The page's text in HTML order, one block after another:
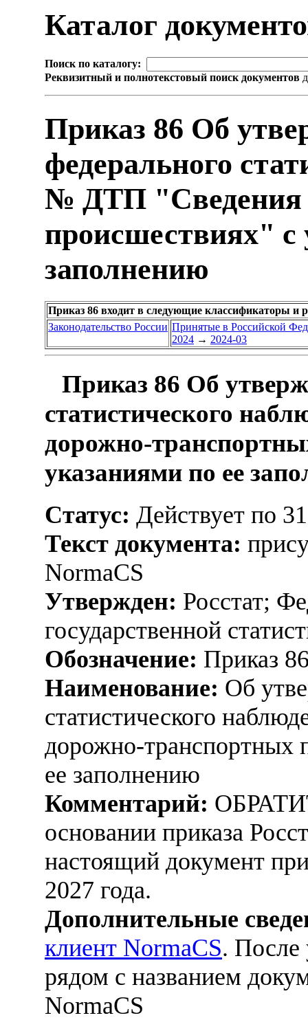
Каталог
Поиск по каталогу:
Реквизитный и полнотекстовый поиск документов
Приказ 86 Об
федерального
№ ДТП "Сведения
происшествиях" с
заполнению
Приказ 86 входит в следующие классификаторы и
Законодательство России Принятые в Российской
2024 → 2024-03
Приказ 86 Об
статистического
дорожно-
указаниями по ее
Статус: Действует по
Текст документа:
NormaCS
Утвержден: Росстат;
государственной
Обозначение: Приказ
Наименование: Об
статистического
дорожно-транспортных
ее заполнению
Комментарий:
основании приказа
настоящий документ
2027 года.
Дополнительные
клиент NormaCS. После
рядом с названием
NormaCS